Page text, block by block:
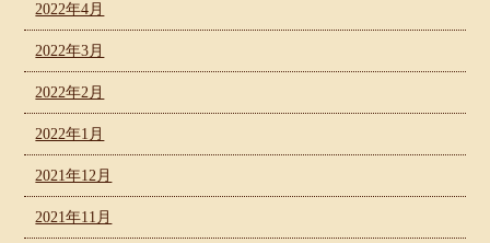
2022年4月
2022年3月
2022年2月
2022年1月
2021年12月
2021年11月